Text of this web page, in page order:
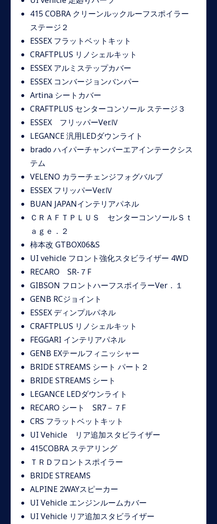
415 COBRA クリーンルックルーフスポイラー
ステージ２
ESSEX フラットベットキット
CRAFTPLUS リノシェルキット
ESSEX アルミステップカバー
ESSEX コンバージョンバンパー
Artina シートカバー
CRAFTPLUS センターコンソール ステージ３
ESSEX フリッパーVer.Ⅳ
LEGANCE 汎用LEDダウンライト
brado ハイパーチャンバーエアインテークシス
テム
VELENO カラーチェンジフォグバルブ
ESSEX フリッパーVer.Ⅳ
BUAN JAPANインテリアパネル
ＣＲＡＦＴＰＬＵＳ センターコンソールＳｔ
ａｇｅ．２
柿本改 GTBOX06&S
UI vehicle フロント強化スタビライザー 4WD
RECARO SR-７F
GIBSON フロントハーフスポイラーVer．１
GENB RCジョイント
ESSEX ディンプルパネル
CRAFTPLUS リノシェルキット
FEGGARI インテリアパネル
GENB EXテールフィニッシャー
BRIDE STREAMS シート パート２
BRIDE STREAMS シート
LEGANCE LEDダウンライト
RECARO シート SR7－７F
CRS フラットベットキット
UI Vehicle リア追加スタビライザー
415COBRA ステアリング
ＴＲＤフロントスポイラー
BRIDE STREAMS
ALPINE 2WAYスピーカー
UI Vehicle エンジンルームカバー
UI Vehicle リア追加スタビライザー